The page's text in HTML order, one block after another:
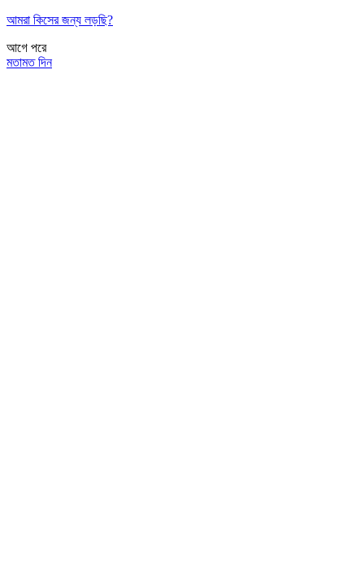
আমরা কিসের জন্য লড়ছি?
আগে পরে
মতামত দিন